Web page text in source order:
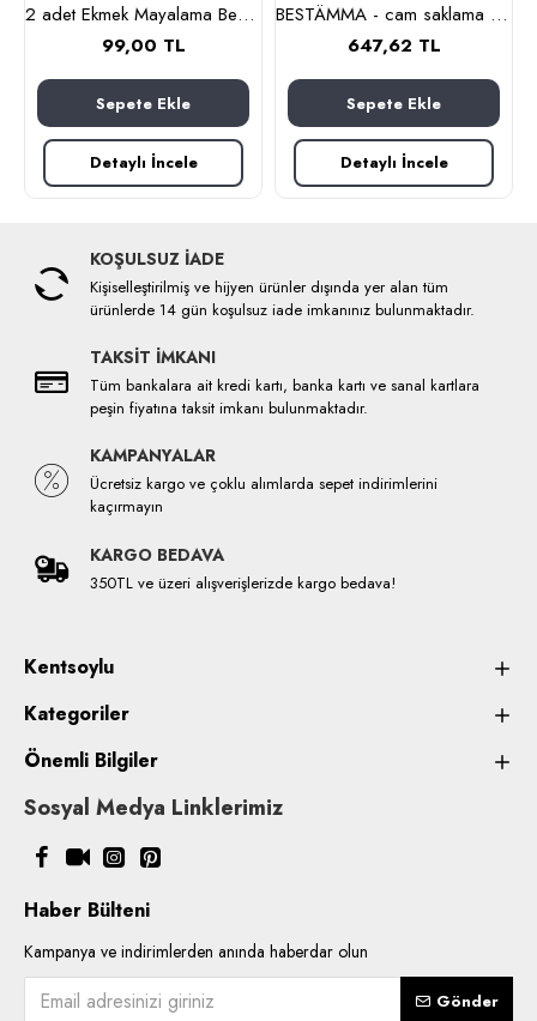
2 adet Ekmek Mayalama Bezi 50x70 cm, %100 Pamuk Amerikan Pasa Bezi
99,00 TL
Sepete Ekle
Detaylı İncele
BESTÄMMA - cam saklama kabı seti (cam)
647,62 TL
Sepete Ekle
Detaylı İncele
KOŞULSUZ İADE
Kişiselleştirilmiş ve hijyen ürünler dışında yer alan tüm
ürünlerde 14 gün koşulsuz iade imkanınız bulunmaktadır.
TAKSİT İMKANI
Tüm bankalara ait kredi kartı, banka kartı ve sanal kartlara
peşin fiyatına taksit imkanı bulunmaktadır.
KAMPANYALAR
Ücretsiz kargo ve çoklu alımlarda sepet indirimlerini
kaçırmayın
KARGO BEDAVA
350TL ve üzeri alışverişlerizde kargo bedava!
Kentsoylu
Kategoriler
Önemli Bilgiler
Sosyal Medya Linklerimiz
Haber Bülteni
Kampanya ve indirimlerden anında haberdar olun
Gönder